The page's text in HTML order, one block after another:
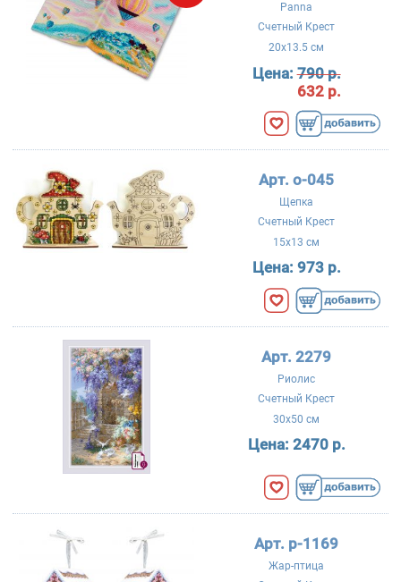
Panna
Счетный Крест
20x13.5 см
Цена:790 р.
632 р.
Арт. о-045
Щепка
Счетный Крест
15x13 см
Цена: 973 р.
Арт. 2279
Риолис
Счетный Крест
30x50 см
Цена: 2470 р.
Арт. р-1169
Жар-птица